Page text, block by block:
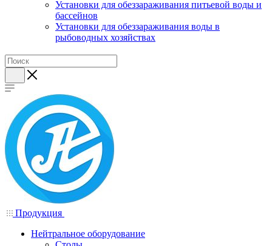
Установки для обеззараживания питьевой воды и
бассейнов
Установки для обеззараживания воды в
рыбоводных хозяйствах
Продукция
Нейтральное оборудование